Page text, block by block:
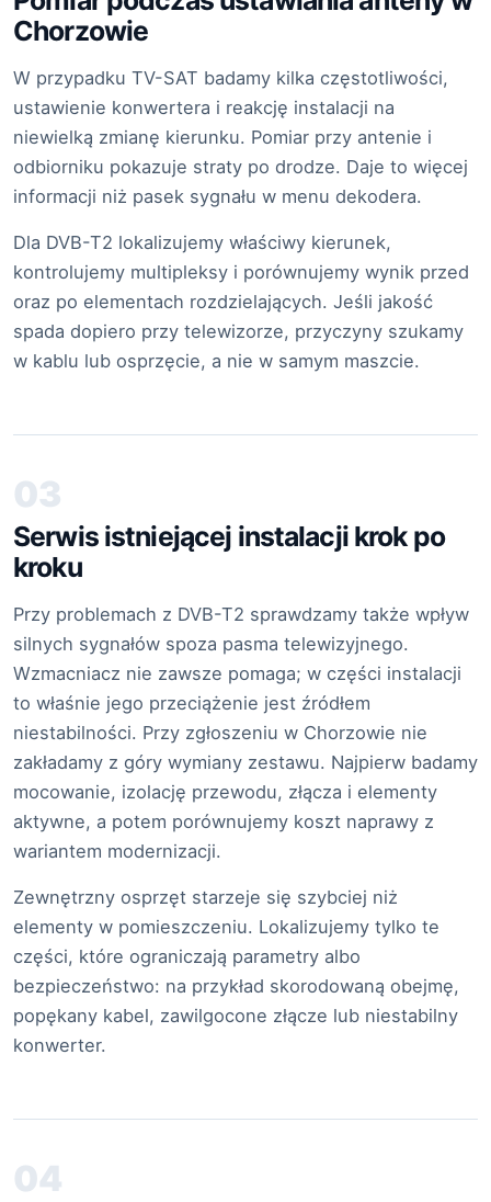
Chorzowie
W przypadku TV-SAT badamy kilka częstotliwości,
ustawienie konwertera i reakcję instalacji na
niewielką zmianę kierunku. Pomiar przy antenie i
odbiorniku pokazuje straty po drodze. Daje to więcej
informacji niż pasek sygnału w menu dekodera.
Dla DVB-T2 lokalizujemy właściwy kierunek,
kontrolujemy multipleksy i porównujemy wynik przed
oraz po elementach rozdzielających. Jeśli jakość
spada dopiero przy telewizorze, przyczyny szukamy
w kablu lub osprzęcie, a nie w samym maszcie.
03
Serwis istniejącej instalacji krok po
kroku
Przy problemach z DVB-T2 sprawdzamy także wpływ
silnych sygnałów spoza pasma telewizyjnego.
Wzmacniacz nie zawsze pomaga; w części instalacji
to właśnie jego przeciążenie jest źródłem
niestabilności. Przy zgłoszeniu w Chorzowie nie
zakładamy z góry wymiany zestawu. Najpierw badamy
mocowanie, izolację przewodu, złącza i elementy
aktywne, a potem porównujemy koszt naprawy z
wariantem modernizacji.
Zewnętrzny osprzęt starzeje się szybciej niż
elementy w pomieszczeniu. Lokalizujemy tylko te
części, które ograniczają parametry albo
bezpieczeństwo: na przykład skorodowaną obejmę,
popękany kabel, zawilgocone złącze lub niestabilny
konwerter.
04